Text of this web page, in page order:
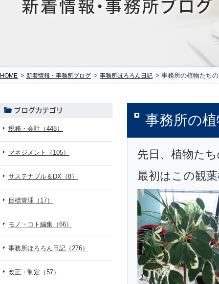
HOME > 新着情報・事務所ブログ > 事務所ほろろん日記 > 事務所の植物たちの
事務所の
先日、植物た
最初はこの観
税務・会計（448）
マネジメント（105）
サステナブル＆DX（8）
目標管理（17）
モノ・コト編集（66）
事務所ほろろん日記（276）
改正・制定（57）